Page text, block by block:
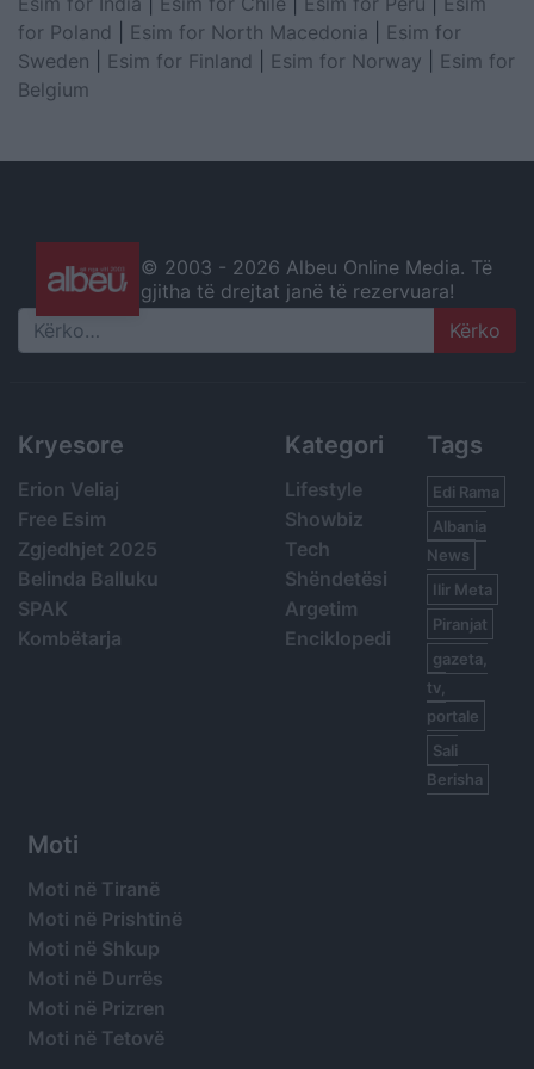
for Poland
Esim for North Macedonia
Esim for
Sweden
Esim for Finland Esim for Norway
Esim for
Belgium
© 2003 - 2026 Albeu Online Media. Të
gjitha të drejtat janë të rezervuara!
Search
Kryesore
Erion Veliaj
Free Esim
Zgjedhjet 2025
Belinda Balluku
SPAK
Kombëtarja
Kategori
Lifestyle
Showbiz
Tech
Shëndetësi
Argetim
Enciklopedi
Tags
Edi Rama
Albania
News
Ilir Meta
Piranjat
gazeta,
tv,
portale
Sali
Berisha
Moti
Moti në Tiranë
Moti në Prishtinë
Moti në Shkup
Moti në Durrës
Moti në Prizren
Moti në Tetovë